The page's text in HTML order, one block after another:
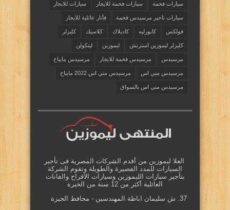
سيارات فخمة سيارات فخمة للايجار سيارات للايجار
سيارات ناجير مرسيدس فخمة فأنار عائلية للايجار
فولكس كابورليه كاديلاك كلاسيك كليزلر
كليزلر ليموزين استرتش ليموزين لينكولن
مرسيدس مرسيدس فخمة للايجار مرسيدس مايباخ
مرسيدس مني اس مرسيدس مني اس 2022 مايباخ
مرسيدس مني اس بالسواق
العلا ليموزين من أقدم الشركات المصرية فى تأجير
السيارات للمدد الفصيرة والطويلة وتقوم الشركة
بتأجير سيارات الليموزين وسيارات الأفراح والفانات
العائلية أكثر من 12 سنة من الخبرة
37. ش سليمان اباظة المهندسين - محافظ الجيزة